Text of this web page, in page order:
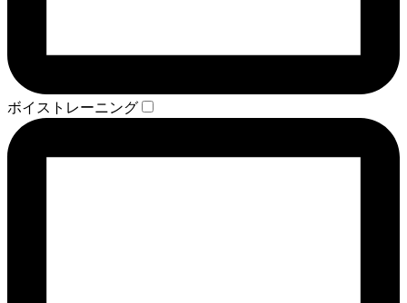
ボイストレーニング